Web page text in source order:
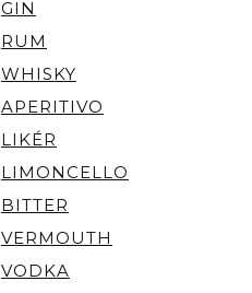
GIN
RUM
WHISKY
APERITIVO
LIKÉR
LIMONCELLO
BITTER
VERMOUTH
VODKA